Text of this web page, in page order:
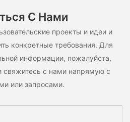
С Нами
проекты и идеи и
конкретные требования. Для
информации, пожалуйста,
свяжитесь с нами напрямую с
или запросами.